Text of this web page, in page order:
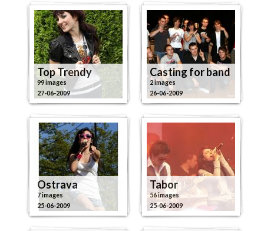
Top Trendy
99 images
27-06-2009
Casting for band
2 images
26-06-2009
Ostrava
7 images
25-06-2009
Tabor
56 images
25-06-2009